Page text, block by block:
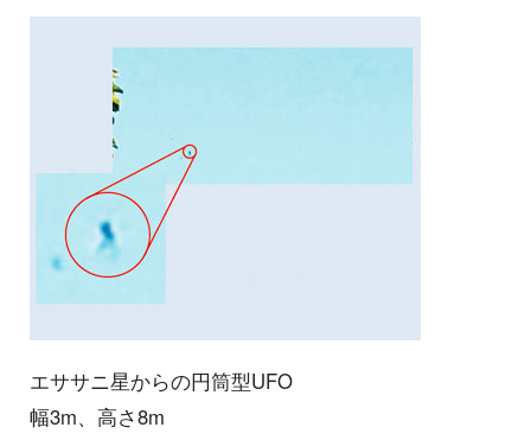
エササニ星からの円筒型UFO
幅3m、高さ8m